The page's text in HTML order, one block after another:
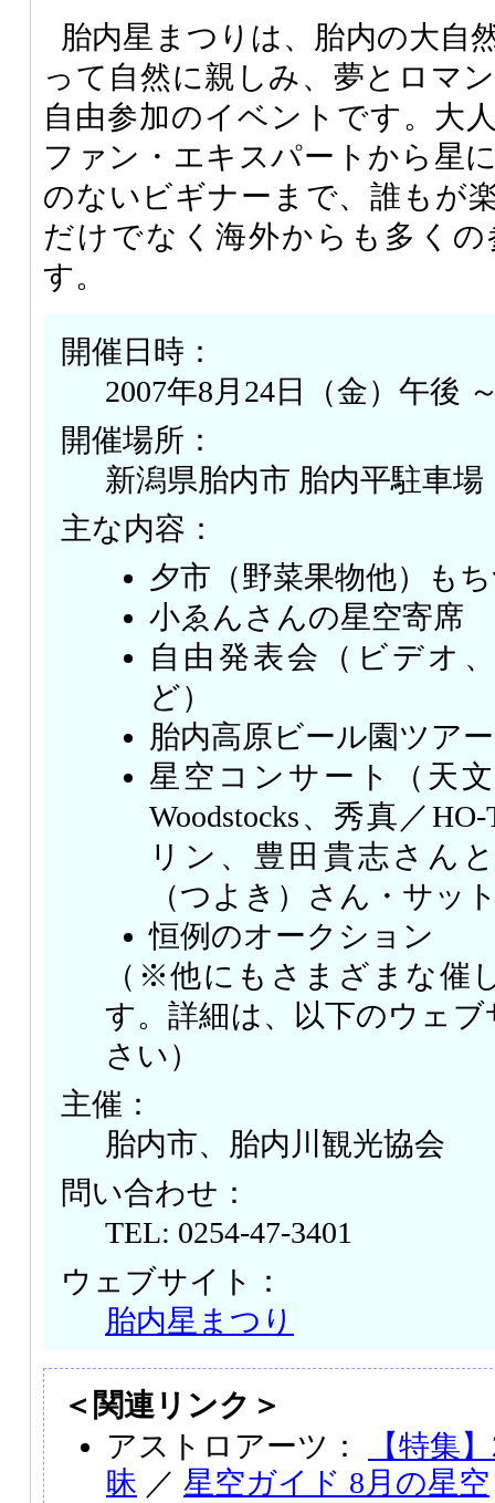
胎内星まつりは、胎内の大自
って自然に親しみ、夢とロマ
自由参加のイベントです。大
ファン・エキスパートから星
のないビギナーまで、誰もが
だけでなく海外からも多く
す。
開催日時：
2007年8月24日（金）午後
開催場所：
新潟県胎内市 胎内平駐車場
主な内容：
夕市（野菜果物他）も
小ゑんさんの星空寄席
自由発表会（ビデオ
ど）
胎内高原ビール園ツアー
星空コンサート（天
Woodstocks、秀真／
リン、豊田貴志さん
（つよき）さん・サッ
恒例のオークション
（※他にもさまざまな催
す。詳細は、以下のウェ
さい）
主催：
胎内市、胎内川観光協会
問い合わせ：
TEL: 0254-47-3401
ウェブサイト：
胎内星まつり
＜関連リンク＞
アストロアーツ：
【特集
昧 ／ 星空ガイド 8月の星空